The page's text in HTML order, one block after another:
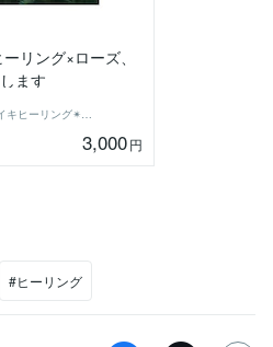
リング×ローズ、
ます
3,000円
#ヒーリング